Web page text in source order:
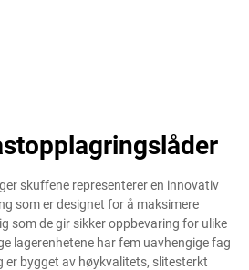
skuffene representerer en innovativ
som er designet for å maksimere
som de gir sikker oppbevaring for ulike
lagerenhetene har fem uavhengige fag
er bygget av høykvalitets, slitesterkt